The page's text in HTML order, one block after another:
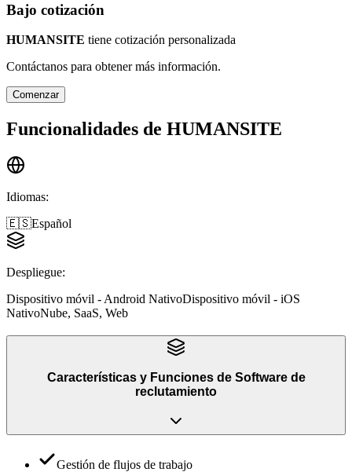
Bajo cotización
HUMANSITE tiene cotización personalizada
Contáctanos para obtener más información.
Comenzar
Funcionalidades de HUMANSITE
Idiomas:
🇪🇸Español
Despliegue:
Dispositivo móvil - Android NativoDispositivo móvil - iOS
NativoNube, SaaS, Web
Características y Funciones de Software de
reclutamiento
Gestión de flujos de trabajo